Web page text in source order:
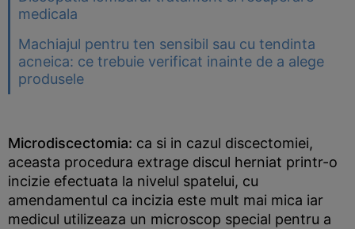
medicala
Machiajul pentru ten sensibil sau cu tendinta
acneica: ce trebuie verificat inainte de a alege
produsele
Microdiscectomia: ca si in cazul discectomiei,
aceasta procedura extrage discul herniat printr-o
incizie efectuata la nivelul spatelui, cu
amendamentul ca incizia este mult mai mica iar
medicul utilizeaza un microscop special pentru a